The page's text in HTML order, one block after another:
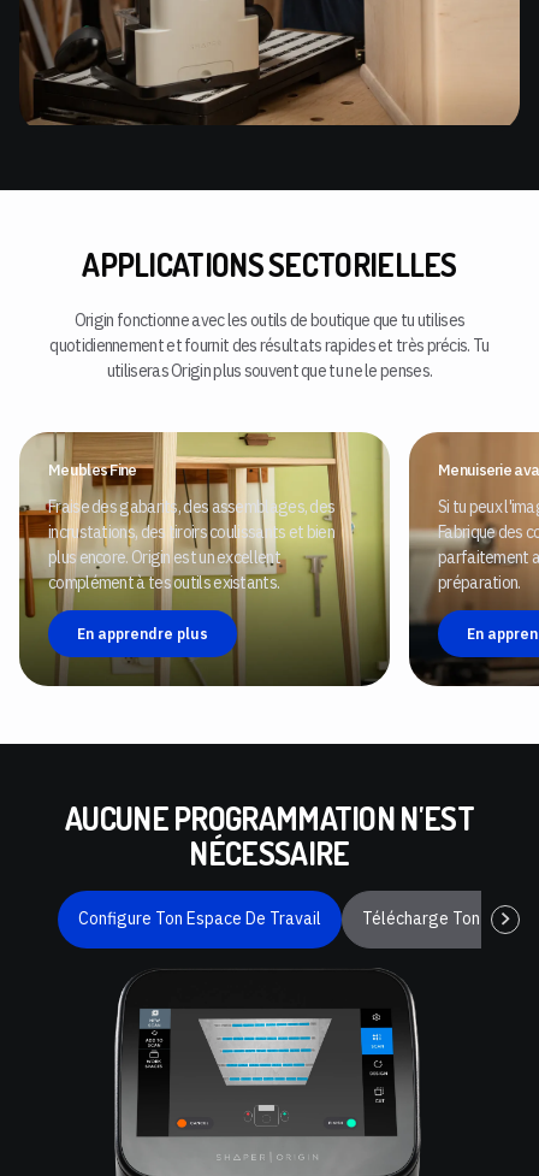
APPLICATIONS SECTORIELLES
Origin fonctionne avec les outils de boutique que tu utilises
quotidiennement et fournit des résultats rapides et très précis. Tu
utiliseras Origin plus souvent que tu ne le penses.
Meubles Fine
Fraise des gabarits, des assemblages, des
incrustations, des tiroirs coulissants et bien
plus encore. Origin est un excellent
complément à tes outils existants.
En apprendre plus
Menuiserie
Si tu peux
Fabrique des
parfaitement
préparation.
En
AUCUNE PROGRAMMATION N'EST
NÉCESSAIRE
Configure Ton Espace De Travail Télécharge Ton Fichier